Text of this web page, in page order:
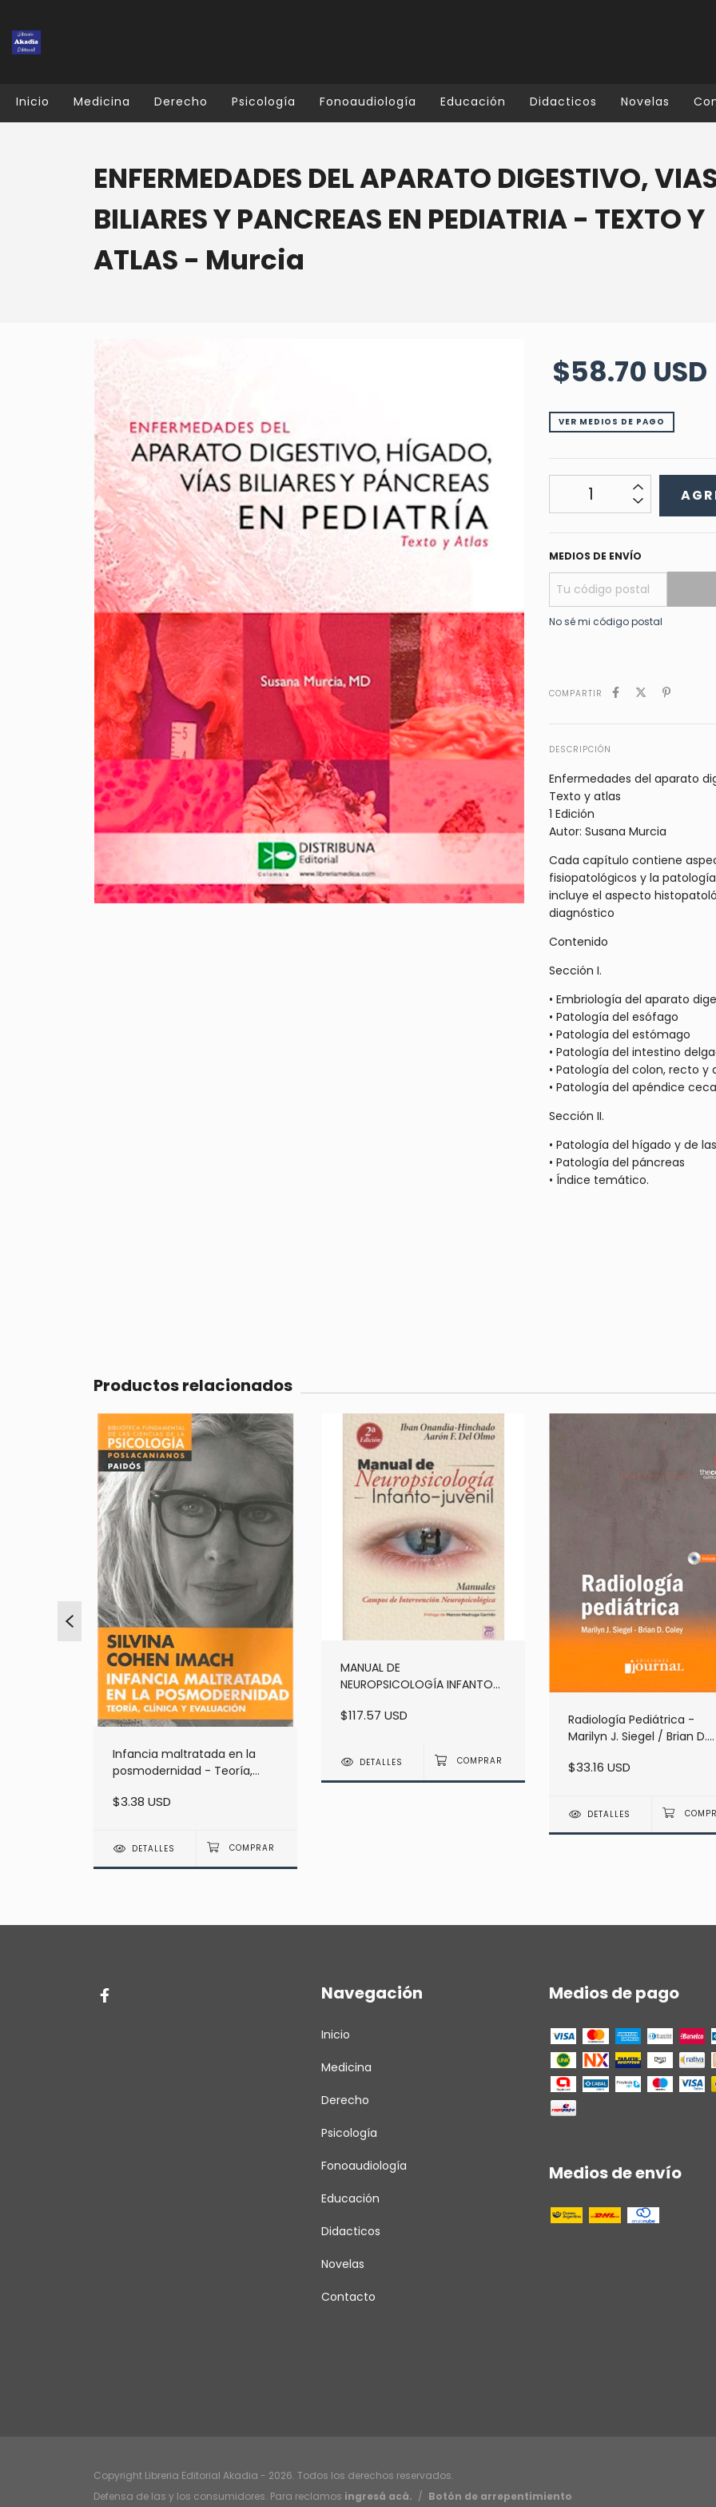
Inicio Medicina Derecho Psicología Fonoaudiología Educación Didacticos Novelas
ENFERMEDADES DEL APARATO DIGESTIVO,
BILIARES Y PANCREAS EN PEDIATRIA - TEXTO Y
ATLAS - Murcia
$58.70 USD
VER MEDIOS DE PAGO
MEDIOS DE ENVÍO
No sé mi código postal
COMPARTIR
DESCRIPCIÓN
Enfermedades del aparato
Texto y atlas
1 Edición
Autor: Susana Murcia
Cada capítulo contiene
fisiopatológicos y la
incluye el aspecto
diagnóstico
Contenido
Sección I.
• Embriología del aparato
• Patología del esófago
• Patología del estómago
• Patología del intestino
• Patología del colon, recto y
• Patología del apéndice
Sección II.
• Patología del hígado y de
• Patología del páncreas
• Índice temático.
Productos relacionados
Infancia maltratada en la
posmodernidad - Teoría,
Imach
$3.38 USD
DETALLES
MANUAL DE
NEUROPSICOLOGÍA INFANTO-
ONANDIA -HINCHADO
$117.57 USD
DETALLES
Radiología Pediátrica -
Marilyn J. Siegel / Brian D.
$33.16 USD
DETALLES
Navegación
Inicio
Medicina
Derecho
Psicología
Fonoaudiología
Educación
Didacticos
Novelas
Contacto
Medios de pago
Medios de envío
Copyright Libreria Editorial Akadia - 2026. Todos los derechos reservados.
Defensa de las y los consumidores. Para reclamos ingresá acá. / Botón de arrepentimiento